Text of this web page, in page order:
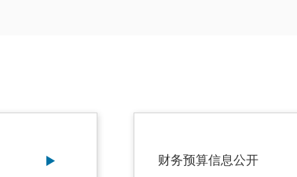
财务预算信息公开